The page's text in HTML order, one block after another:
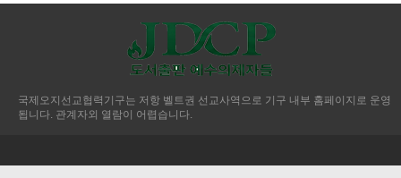
국제오지선교협력기구는 저항 벨트권 선교사역으로 기구 내부 홈페이지로 운영
됩니다. 관계자외 열람이 어렵습니다.